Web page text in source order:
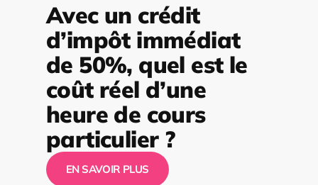
Avec un crédit
d’impôt immédiat
de 50%, quel est le
coût réel d’une
heure de cours
particulier ?
EN SAVOIR PLUS